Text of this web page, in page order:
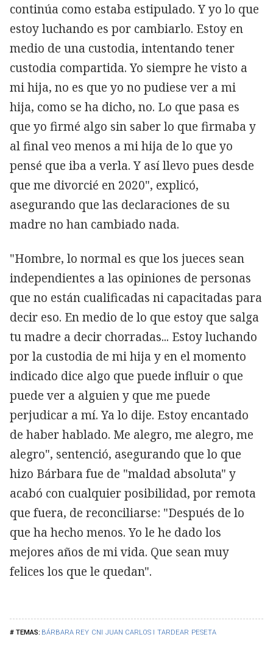
BÁRBARA REY CNI JUAN CARLOS I TARDEAR PESETA
continúa como estaba estipulado. Y yo lo que
estoy luchando es por cambiarlo. Estoy en
medio de una custodia, intentando tener
custodia compartida. Yo siempre he visto a
mi hija, no es que yo no pudiese ver a mi
hija, como se ha dicho, no. Lo que pasa es
que yo firmé algo sin saber lo que firmaba y
al final veo menos a mi hija de lo que yo
pensé que iba a verla. Y así llevo pues desde
que me divorcié en 2020", explicó,
asegurando que las declaraciones de su
madre no han cambiado nada.
"Hombre, lo normal es que los jueces sean
independientes a las opiniones de personas
que no están cualificadas ni capacitadas para
decir eso. En medio de lo que estoy que salga
tu madre a decir chorradas... Estoy luchando
por la custodia de mi hija y en el momento
indicado dice algo que puede influir o que
puede ver a alguien y que me puede
perjudicar a mí. Ya lo dije. Estoy encantado
de haber hablado. Me alegro, me alegro, me
alegro", sentenció, asegurando que lo que
hizo Bárbara fue de "maldad absoluta" y
acabó con cualquier posibilidad, por remota
que fuera, de reconciliarse: "Después de lo
que ha hecho menos. Yo le he dado los
mejores años de mi vida. Que sean muy
felices los que le quedan".